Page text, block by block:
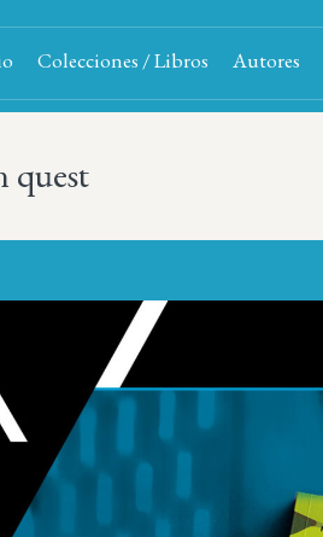
Colecciones / Libros Autores
quest